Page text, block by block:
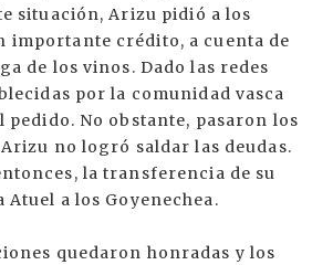
situación, Arizu pidió a los
importante crédito, a cuenta de
de los vinos. Dado las redes
por la comunidad vasca
pedido. No obstante, pasaron los
no logró saldar las deudas.
la transferencia de su
Atuel a los Goyenechea.
quedaron honradas y los